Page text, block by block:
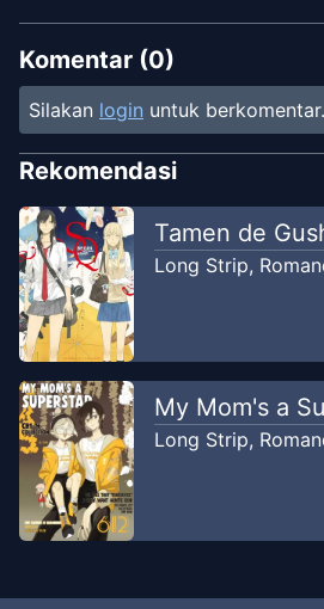
Komentar (0)
Silakan login untuk berkomentar.
Rekomendasi
Tamen de
Long Strip,
My Mom's a
Long Strip,